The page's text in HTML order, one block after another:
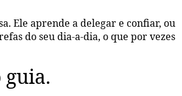
Ele aprende a delegar e confiar, ou
do seu dia-a-dia, o que por vezes